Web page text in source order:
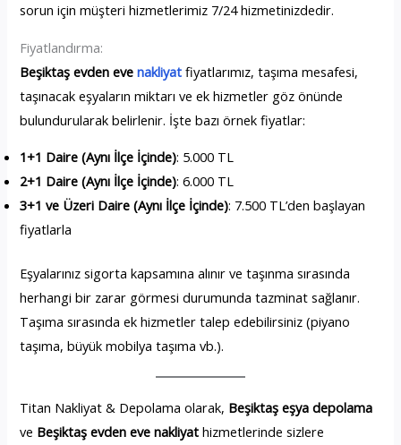
sorun için müşteri hizmetlerimiz 7/24 hizmetinizdedir.
Fiyatlandırma:
Beşiktaş evden evenakliyat fiyatlarımız, taşıma mesafesi,
taşınacak eşyaların miktarı ve ek hizmetler göz önünde
bulundurularak belirlenir. İşte bazı örnek fiyatlar:
1+1 Daire (Aynı İlçe İçinde): 5.000 TL
2+1 Daire (Aynı İlçe İçinde): 6.000 TL
3+1 ve Üzeri Daire (Aynı İlçe İçinde): 7.500 TL’den başlayan
fiyatlarla
Eşyalarınız sigorta kapsamına alınır ve taşınma sırasında
herhangi bir zarar görmesi durumunda tazminat sağlanır.
Taşıma sırasında ek hizmetler talep edebilirsiniz (piyano
taşıma, büyük mobilya taşıma vb.).
Titan Nakliyat & Depolama olarak, Beşiktaş eşya depolama
ve Beşiktaş evden eve nakliyat hizmetlerinde sizlere